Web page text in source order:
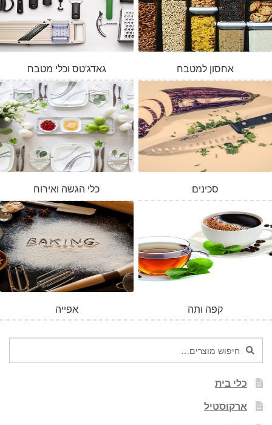
גאדג'טס וכלי מטבח אחסון למטבח
כלי הגשה ואירוח סכינים
אפייה קפה ותה
חיפוש
עבור:
חיפוש
כלי בית
ארקוסטיל